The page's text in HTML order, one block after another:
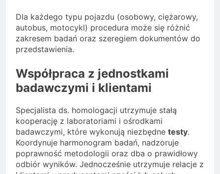
Dla każdego typu pojazdu (osobowy, ciężarowy,
autobus, motocykl) procedura może się różnić
zakresem badań oraz szeregiem dokumentów do
przedstawienia.
Współpraca z jednostkami
badawczymi i klientami
Specjalista ds. homologacji utrzymuje stałą
kooperację z laboratoriami i ośrodkami
badawczymi, które wykonują niezbędne testy.
Koordynuje harmonogram badań, nadzoruje
poprawność metodologii oraz dba o prawidłowy
odbiór wyników. Jednocześnie utrzymuje relacje z